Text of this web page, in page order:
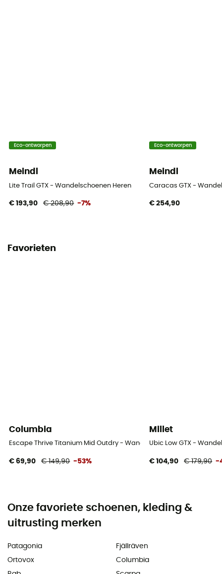
Eco-ontworpen
Meindl
Lite Trail GTX - Wandelschoenen Heren
€ 193,90 € 208,90 -7%
Eco-ontworpen
Meindl
Caracas GTX -
€ 254,90
Favorieten
Columbia
Escape Thrive Titanium Mid Outdry - Wandelschoenen - Heren
€ 69,90 € 149,90 -53%
Millet
Ubic Low GTX -
€ 104,90 € 179,90 -
Onze favoriete schoenen, kleding &
uitrusting merken
Patagonia
Ortovox
Fjällräven
Columbia